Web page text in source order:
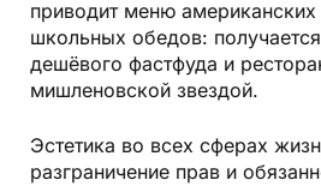
приводит меню американских
школьных обедов:
дешёвого фастфуда и
мишленовской звездой.
Эстетика во всех сферах
разграничение прав и